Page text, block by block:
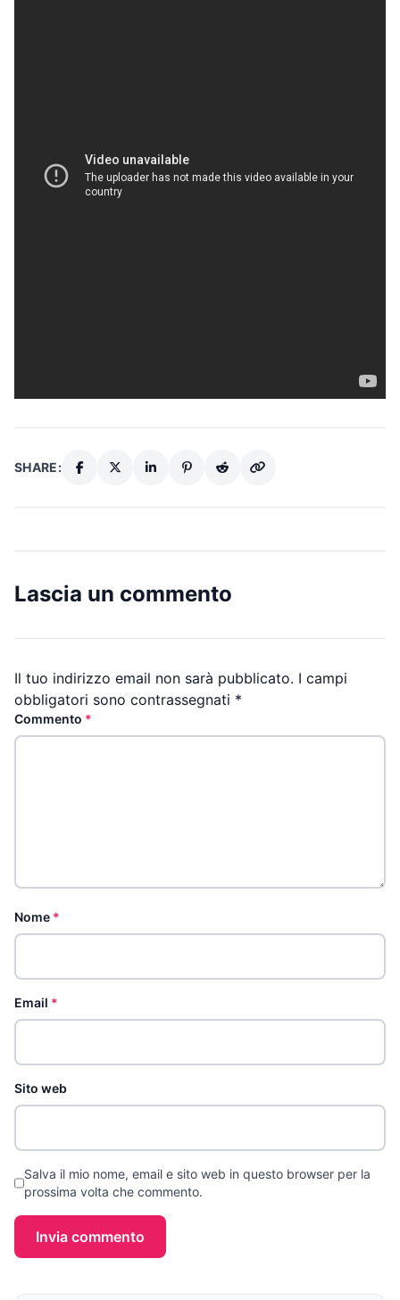
SHARE:
Lascia un commento
Il tuo indirizzo email non sarà pubblicato. I campi
obbligatori sono contrassegnati *
Commento *
Nome *
Email *
Sito web
Salva il mio nome, email e sito web in questo browser per la
prossima volta che commento.
Invia commento